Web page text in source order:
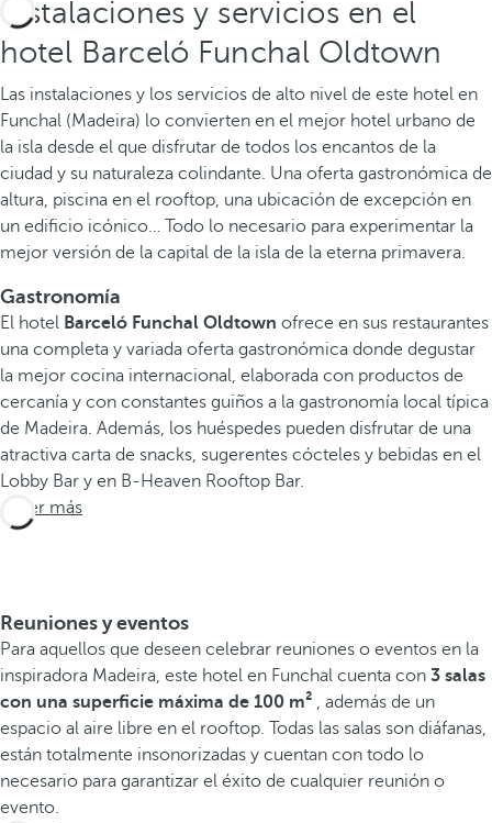
Instalaciones y servicios en el
hotel Barceló Funchal Oldtown
Las instalaciones y los servicios de alto nivel de este hotel en
Funchal (Madeira) lo convierten en el mejor hotel urbano de
la isla desde el que disfrutar de todos los encantos de la
ciudad y su naturaleza colindante. Una oferta gastronómica de
altura, piscina en el rooftop, una ubicación de excepción en
un edificio icónico… Todo lo necesario para experimentar la
mejor versión de la capital de la isla de la eterna primavera.
Gastronomía
El hotel Barceló Funchal Oldtown ofrece en sus restaurantes
una completa y variada oferta gastronómica donde degustar
la mejor cocina internacional, elaborada con productos de
cercanía y con constantes guiños a la gastronomía local típica
de Madeira. Además, los huéspedes pueden disfrutar de una
atractiva carta de snacks, sugerentes cócteles y bebidas en el
Lobby Bar y en B-Heaven Rooftop Bar.
Saber más
Reuniones y eventos
Para aquellos que deseen celebrar reuniones o eventos en la
inspiradora Madeira, este hotel en Funchal cuenta con 3 salas
con una superficie máxima de 100 m² , además de un
espacio al aire libre en el rooftop. Todas las salas son diáfanas,
están totalmente insonorizadas y cuentan con todo lo
necesario para garantizar el éxito de cualquier reunión o
evento.